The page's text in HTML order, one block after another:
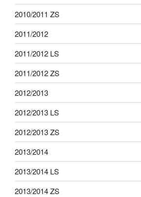
2010/2011 ZS
2011/2012
2011/2012 LS
2011/2012 ZS
2012/2013
2012/2013 LS
2012/2013 ZS
2013/2014
2013/2014 LS
2013/2014 ZS